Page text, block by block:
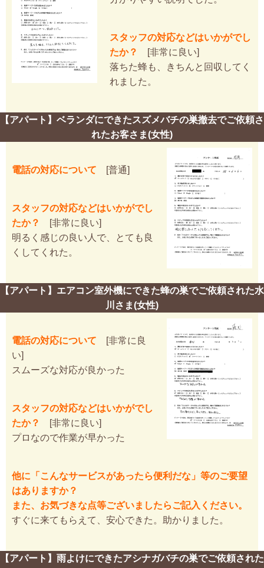
スタッフの対応などはいかがでし
たか？
[非常に良い]
落ちた蜂も、きちんと回収してく
れました。
【アパート】ベランダにできたスズメバチの巣撤去でご依頼さ
れたお客さま(女性)
電話の対応について [普通]
スタッフの対応などはいかがでし
たか？
[非常に良い]
明るく感じの良い人で、とても良
くしてくれた。
【アパート】エアコン室外機にできた蜂の巣でご依頼された水
川さま(女性)
電話の対応について [非常に良
い]
スムーズな対応が良かった
スタッフの対応などはいかがでし
たか？
[非常に良い]
プロなので作業が早かった
他に「こんなサービスがあったら便利だな」等のご要望
はありますか？
また、お気づきな点等ございましたらご記入ください。
すぐに来てもらえて、安心できた。助かりました。
【アパート】雨よけにできたアシナガバチの巣でご依頼された